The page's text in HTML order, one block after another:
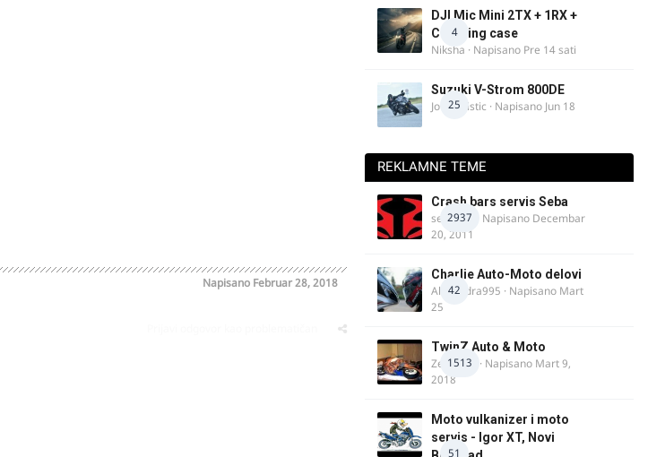
Napisano Februar 28, 2018
4
DJI Mic Mini 2TX + 1RX +
Charging case
Niksha · Napisano Pre 14 sati
25
Suzuki V-Strom 800DE
Jovan Ristic · Napisano Jun 18
REKLAMNE TEME
2937
Crash bars servis Seba
seba011 · Napisano Decembar
20, 2011
42
Charlie Auto-Moto delovi
Alexandra995 · Napisano Mart
25
1513
TwinZ Auto & Moto
Zeljkamp · Napisano Mart 9,
2018
51
Moto vulkanizer i moto
servis - Igor XT, Novi